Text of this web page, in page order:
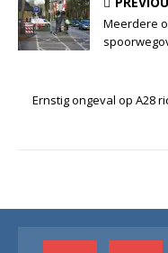
Meerdere
Ernstig ongeval op A28